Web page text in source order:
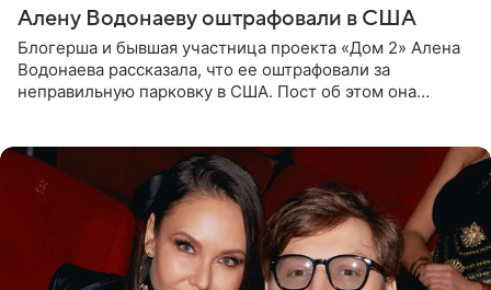
Алену Водонаеву оштрафовали в США
Блогерша и бывшая участница проекта «Дом 2» Алена
Водонаева рассказала, что ее оштрафовали за
неправильную парковку в США. Пост об этом она